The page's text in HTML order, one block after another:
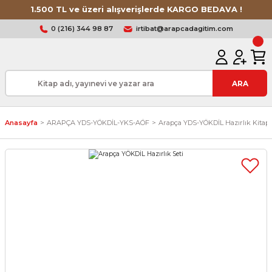
1.500 TL ve üzeri alışverişlerde KARGO BEDAVA !
0 (216) 344 98 87 irtibat@arapcadagitim.com
ARA
Anasayfa ARAPÇA YDS-YÖKDİL-YKS-AÖF Arapça YDS-YÖKDİL Hazırlık